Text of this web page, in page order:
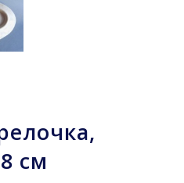
см